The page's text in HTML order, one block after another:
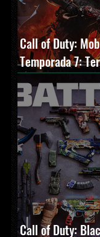
Call of Duty:
Temporada 7:
estreia com O
do Futuro 2,
Cronen Squall
Call of Duty: